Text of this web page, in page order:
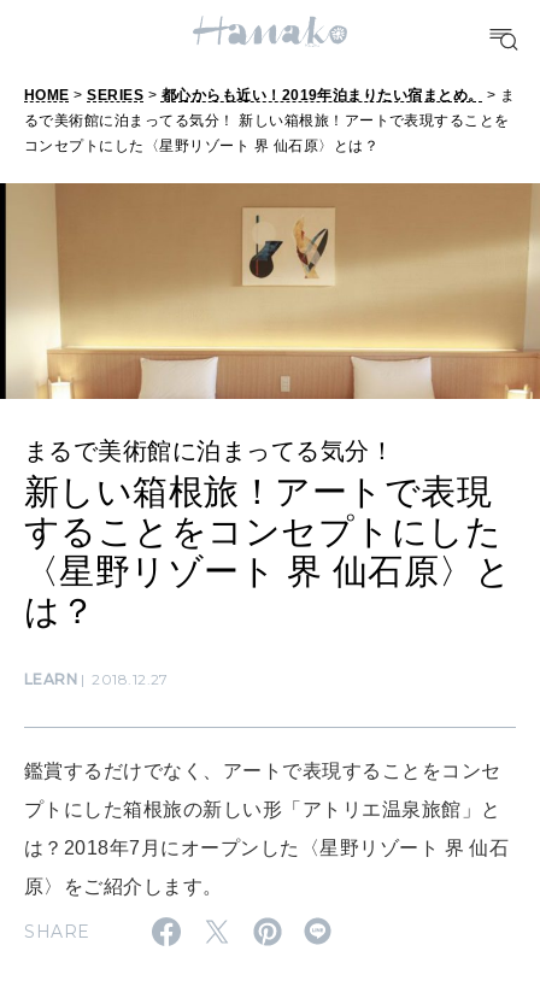
TRAVEL
FORTUNE
[12星座別] Weekly Holoscope
[12星座別] Monthly Love Holoscope
女神まり愛のタロットメッセージ
HEALTH
LEARN
MAMA
ママもいろいろ
CULTURE
自分を耕す
WORK&MONEY
HOME >SERIES > 都心からも近い！2019年泊まりたい宿まとめ。
> ま
るで美術館に泊まってる気分！ 新しい箱根旅！アートで表現することを
コンセプトにした〈星野リゾート 界 仙石原〉とは？
まるで美術館に泊まってる気分！
新しい箱根旅！アートで表現
することをコンセプトにした
〈星野リゾート 界 仙石原〉と
は？
LEARN 2018.12.27
鑑賞するだけでなく、アートで表現することをコンセ
プトにした箱根旅の新しい形「アトリエ温泉旅館」と
は？2018年7月にオープンした〈星野リゾート 界 仙石
原〉をご紹介します。
SHARE